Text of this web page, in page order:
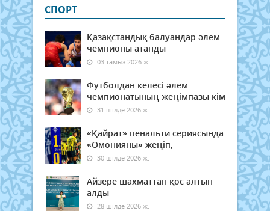
СПОРТ
Қазақстандық балуандар әлем
чемпионы атанды
03 тамыз 2026 ж.
Футболдан келесі әлем
чемпионатының жеңімпазы кім
31 шілде 2026 ж.
«Қайрат» пенальти сериясында
«Омонияны» жеңіп,
30 шілде 2026 ж.
Айзере шахматтан қос алтын
алды
28 шілде 2026 ж.